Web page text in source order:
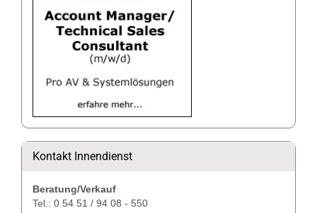
Kontakt Innendienst
Beratung/Verkauf
Tel.: 0 54 51 / 94 08 - 550